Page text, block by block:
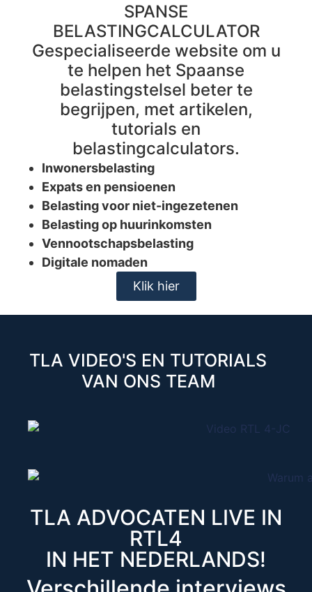
SPANSE
BELASTINGCALCULATOR
Gespecialiseerde website om u
te helpen het Spaanse
belastingstelsel beter te
begrijpen, met artikelen,
tutorials en
belastingcalculators.
Inwonersbelasting
Expats en pensioenen
Belasting voor niet-ingezetenen
Belasting op huurinkomsten
Vennootschapsbelasting
Digitale nomaden
Klik hier
TLA VIDEO'S EN TUTORIALS
VAN ONS TEAM
TLA ADVOCATEN LIVE IN
RTL4
IN HET NEDERLANDS!